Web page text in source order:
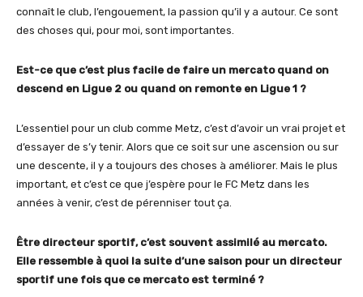
connaît le club, l’engouement, la passion qu’il y a autour. Ce sont
des choses qui, pour moi, sont importantes.
Est-ce que c’est plus facile de faire un mercato quand on
descend en Ligue 2 ou quand on remonte en Ligue 1 ?
L’essentiel pour un club comme Metz, c’est d’avoir un vrai projet et
d’essayer de s’y tenir. Alors que ce soit sur une ascension ou sur
une descente, il y a toujours des choses à améliorer. Mais le plus
important, et c’est ce que j’espère pour le FC Metz dans les
années à venir, c’est de pérenniser tout ça.
Être directeur sportif, c’est souvent assimilé au mercato.
Elle ressemble à quoi la suite d’une saison pour un directeur
sportif une fois que ce mercato est terminé ?